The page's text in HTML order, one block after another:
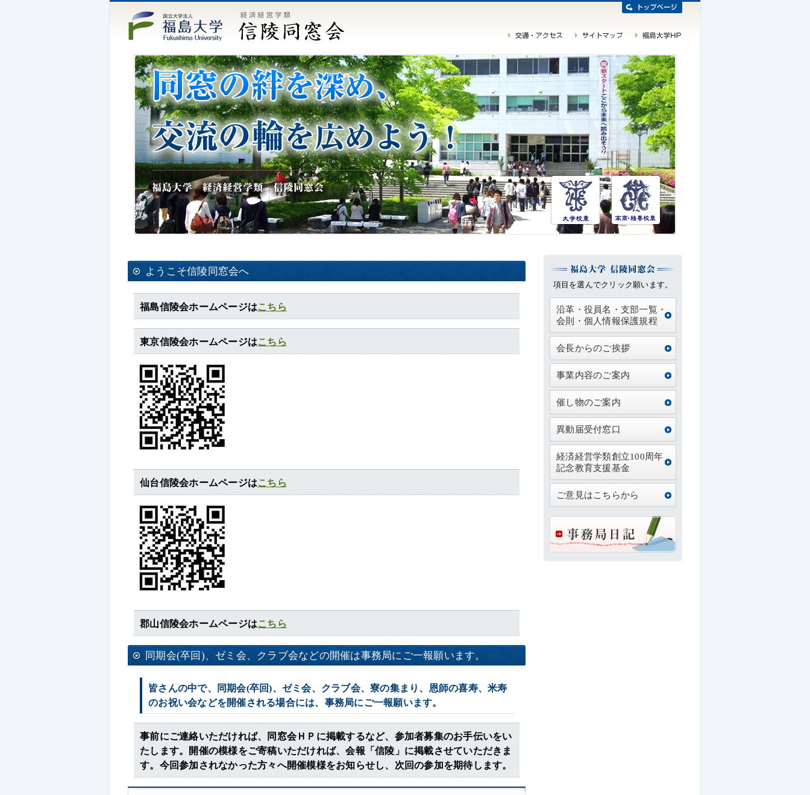
ようこそ信陵同窓会へ
福島信陵会ホームページはこちら
東京信陵会ホームページはこちら
仙台信陵会ホームページはこちら
郡山信陵会ホームページはこちら
同期会(卒回)、ゼミ会、クラブ会などの開催は事務局にご一報願います。
皆さんの中で、同期会(卒回)、ゼミ会、クラブ会、寮の集まり、恩師の喜寿、米寿
のお祝い会などを開催される場合には、事務局にご一報願います。
事前にご連絡いただければ、同窓会ＨＰに掲載するなど、参加者募集のお手伝いをい
たします。開催の模様をご寄稿いただければ、会報「信陵」に掲載させていただきま
す。今回参加されなかった方々へ開催模様をお知らせし、次回の参加を期待します。
項目を選んでクリック願います。
沿革・役員名・支部一覧・
会則・個人情報保護規程
会長からのご挨拶
事業内容のご案内
催し物のご案内
異動届受付窓口
経済経営学類創立100周年
記念教育支援基金
ご意見はこちらから